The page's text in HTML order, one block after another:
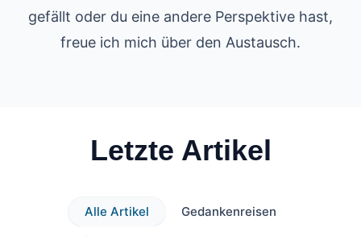
gefällt oder du eine andere Perspektive hast,
freue ich mich über den Austausch.
Letzte Artikel
Alle Artikel
Gedankenreisen